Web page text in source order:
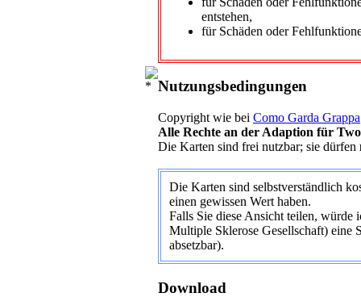
entstehen,
für Schäden oder
Nutzungsbedingungen
Copyright wie bei Como Garda Grappa
Alle Rechte an der Adaption für
Die Karten sind frei nutzbar; sie dürfen
Die Karten sind selbstverständlich
einen gewissen Wert haben.
Falls Sie diese Ansicht teilen,
Multiple Sklerose Gesellschaft) eine
absetzbar).
Download